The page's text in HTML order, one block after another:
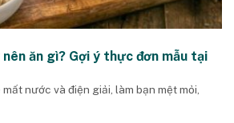
ăn gì? Gợi ý thực đơn mẫu tại
nước và điện giải, làm bạn mệt mỏi,